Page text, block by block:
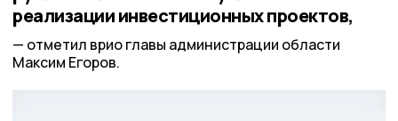
реализации инвестиционных проектов,
отметил врио главы администрации области
Максим Егоров.